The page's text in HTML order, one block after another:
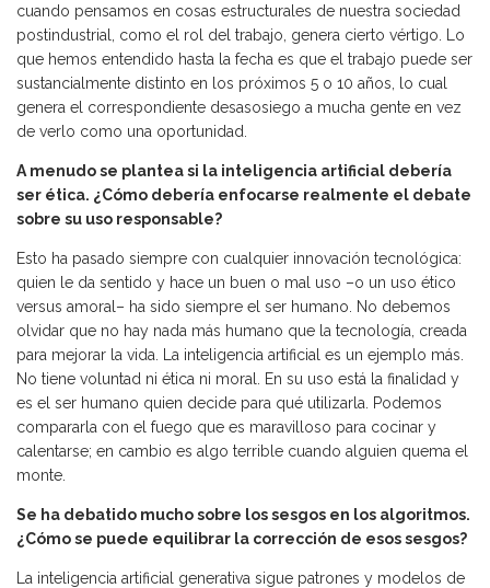
cuando pensamos en cosas estructurales de nuestra sociedad
postindustrial, como el rol del trabajo, genera cierto vértigo. Lo
que hemos entendido hasta la fecha es que el trabajo puede ser
sustancialmente distinto en los próximos 5 o 10 años, lo cual
genera el correspondiente desasosiego a mucha gente en vez
de verlo como una oportunidad.
A menudo se plantea si la inteligencia artificial debería
ser ética. ¿Cómo debería enfocarse realmente el debate
sobre su uso responsable?
Esto ha pasado siempre con cualquier innovación tecnológica:
quien le da sentido y hace un buen o mal uso –o un uso ético
versus amoral– ha sido siempre el ser humano. No debemos
olvidar que no hay nada más humano que la tecnología, creada
para mejorar la vida. La inteligencia artificial es un ejemplo más.
No tiene voluntad ni ética ni moral. En su uso está la finalidad y
es el ser humano quien decide para qué utilizarla. Podemos
compararla con el fuego que es maravilloso para cocinar y
calentarse; en cambio es algo terrible cuando alguien quema el
monte.
Se ha debatido mucho sobre los sesgos en los algoritmos.
¿Cómo se puede equilibrar la corrección de esos sesgos?
La inteligencia artificial generativa sigue patrones y modelos de